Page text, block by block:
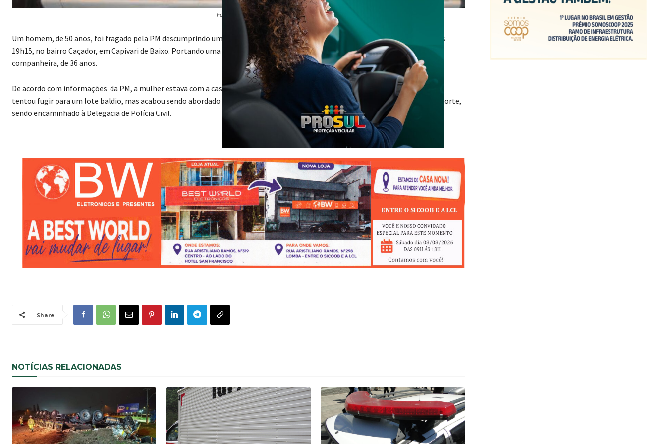
Foto: Divulgação
Um homem, de 50 anos, foi fragado pela PM descumprindo uma medida protetiva na noite dessa quarta-feira, dia 5, por volta das
19h15, no bairro Caçador, em Capivari de Baixo. Portando uma faca, o criminoso estava tentando invadir a residência da ex-
companheira, de 36 anos.
De acordo com informações da PM, a mulher estava com a casa fechada e o homem no lado externo com uma faca. O criminoso
tentou fugir para um lote baldio, mas acabou sendo abordado e a faca apreendida. Ele também ameaçou a ex-companheira de morte,
sendo encaminhado à Delegacia de Polícia Civil.
Share
NOTÍCIAS RELACIONADAS